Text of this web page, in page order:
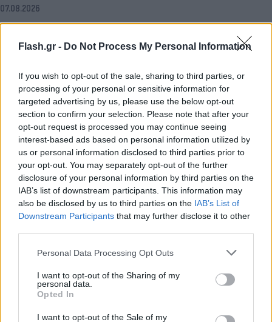
Flash.gr - Do Not Process My Personal Information
If you wish to opt-out of the sale, sharing to third parties, or
processing of your personal or sensitive information for
targeted advertising by us, please use the below opt-out
section to confirm your selection. Please note that after your
opt-out request is processed you may continue seeing
interest-based ads based on personal information utilized by
us or personal information disclosed to third parties prior to
your opt-out. You may separately opt-out of the further
disclosure of your personal information by third parties on the
IAB’s list of downstream participants. This information may
also be disclosed by us to third parties on the IAB’s List of
Downstream Participants that may further disclose it to other
Please note that this website/app uses one or more Google
not limited to your visit or usage behaviour. You may click to
grant or deny consent to Google and its third-party tags to
use your data for below specified purposes in below Google
consent section.
Personal Data Processing Opt Outs
I want to opt-out of the Sharing of my
personal data.
Opted In
I want to opt-out of the Sale of my
07.08.2026